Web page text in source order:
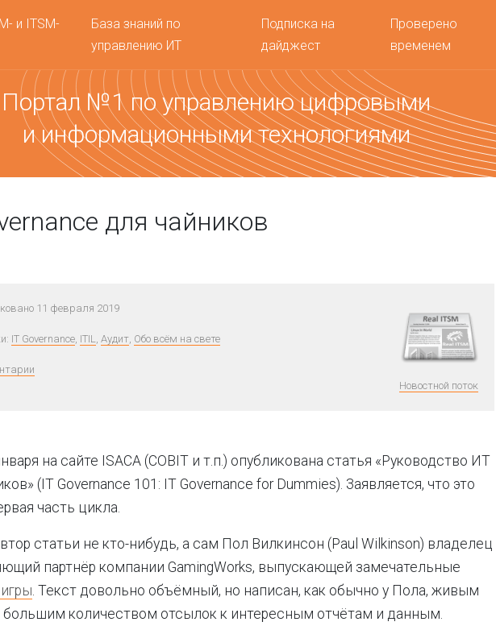
и ITSM-
База знаний по
управлению ИТ
Подписка на
дайджест
Проверено
временем
Портал №1 по управлению цифровыми
и информационными технологиями
для чайников
11 февраля 2019
IT Governance, ITIL, Аудит, Обо всём на свете
Новостной поток
на сайте ISACA (COBIT и т.п.) опубликована статья «Руководство ИТ
(IT Governance 101: IT Governance for Dummies). Заявляется, что это
часть цикла.
статьи не кто-нибудь, а сам Пол Вилкинсон (Paul Wilkinson) владелец
партнёр компании GamingWorks, выпускающей замечательные
. Текст довольно объёмный, но написан, как обычно у Пола, живым
количеством отсылок к интересным отчётам и данным.